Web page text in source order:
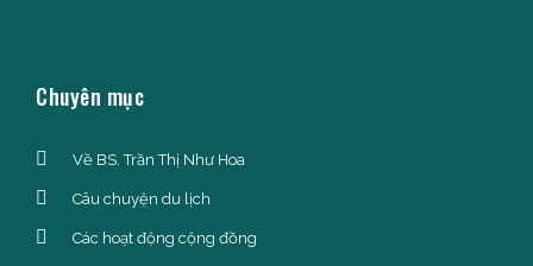
Chuyên mục
Về BS. Trần Thị Như Hoa
Câu chuyện du lịch
Các hoạt động cộng đồng